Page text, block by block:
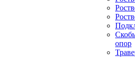
опор